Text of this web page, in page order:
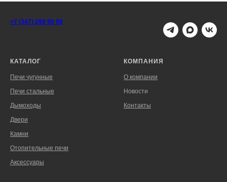
+7 (347) 298 90 98
КАТАЛОГ
Печи чугунные
Печи стальные
Дымоходы
Двери
Камни
Отопительные печи
Аксессуары
КОМПАНИЯ
О компании
Новости
Контакты